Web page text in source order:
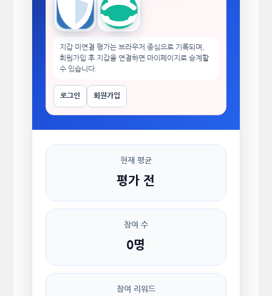
Trust Wallet imToken
지갑 미연결 평가는 브라우저 중심으로 기록되며,
회원가입 후 지갑을 연결하면 마이페이지로 승계할
수 있습니다.
로그인 회원가입
현재 평균
평가 전
참여 수
0명
참여 리워드